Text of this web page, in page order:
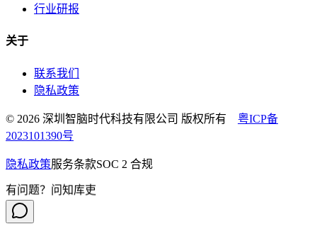
行业研报
关于
联系我们
隐私政策
© 2026 深圳智脑时代科技有限公司 版权所有 粤ICP备
2023101390号
隐私政策服务条款SOC 2 合规
有问题？问知库吏